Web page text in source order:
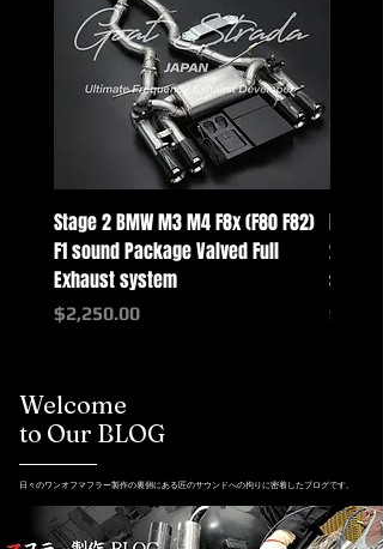
Stage 2 BMW M3 M4 F8x (F80 F82)
F1 sound Package Valved Full
Exhaust system
価格
$2,250.00
2025+
systems
価格
Welcome
to Our BLOG
日々のワンオフマフラー製作の裏側にある匠のサウンドへの拘りに密着したブログです。